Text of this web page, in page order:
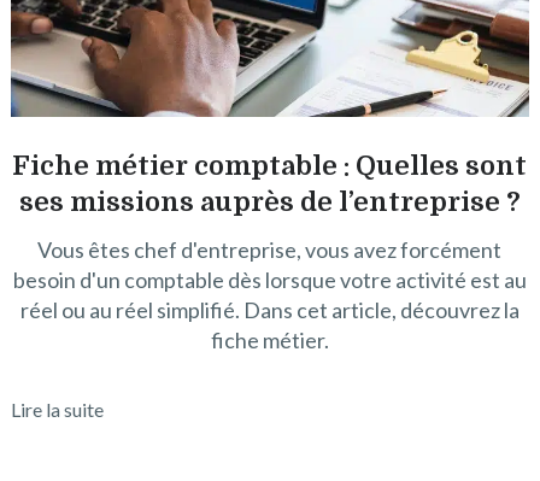
Fiche métier comptable : Quelles sont
ses missions auprès de l’entreprise ?
Vous êtes chef d'entreprise, vous avez forcément
besoin d'un comptable dès lorsque votre activité est au
réel ou au réel simplifié. Dans cet article, découvrez la
fiche métier.
Lire la suite